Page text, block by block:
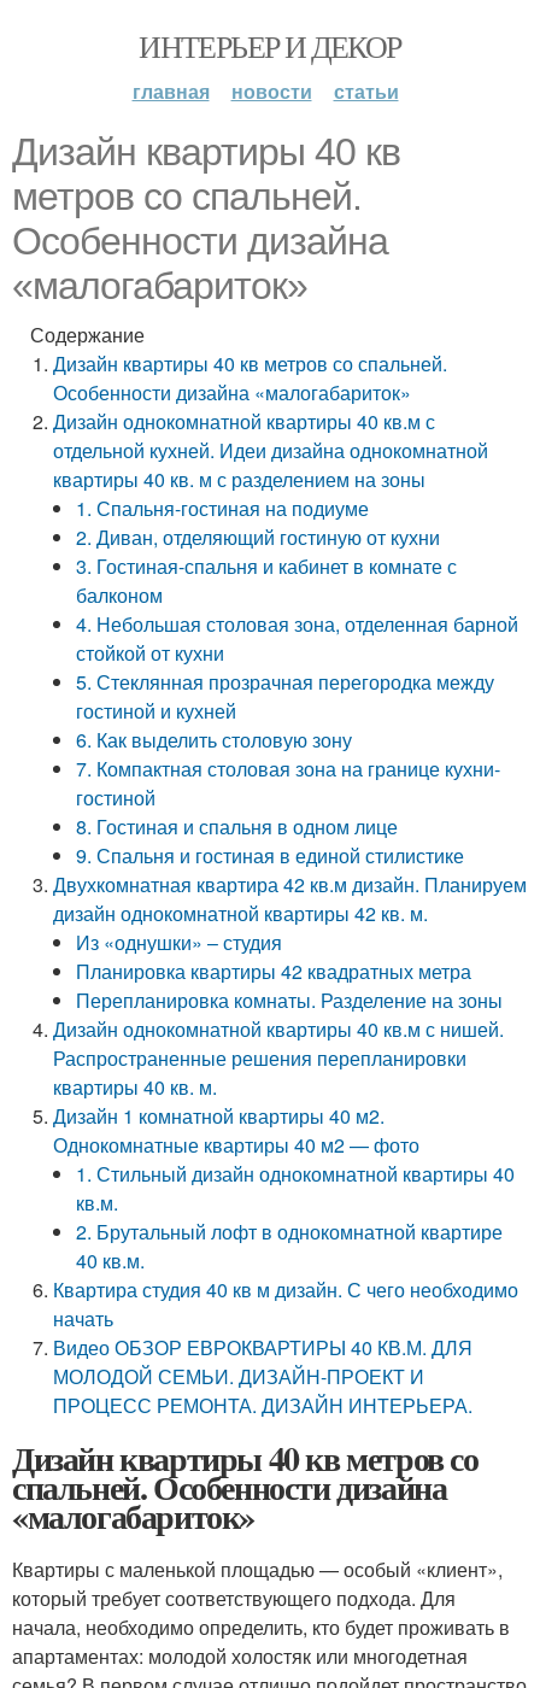
ИНТЕРЬЕР И ДЕКОР
главная новости статьи
Дизайн квартиры 40 кв
метров со спальней.
Особенности дизайна
«малогабариток»
Содержание
Дизайн квартиры 40 кв метров со спальней.
Особенности дизайна «малогабариток»
Дизайн однокомнатной квартиры 40 кв.м с
отдельной кухней. Идеи дизайна однокомнатной
квартиры 40 кв. м с разделением на зоны
1. Спальня-гостиная на подиуме
2. Диван, отделяющий гостиную от кухни
3. Гостиная-спальня и кабинет в комнате с
балконом
4. Небольшая столовая зона, отделенная барной
стойкой от кухни
5. Стеклянная прозрачная перегородка между
гостиной и кухней
6. Как выделить столовую зону
7. Компактная столовая зона на границе кухни-
гостиной
8. Гостиная и спальня в одном лице
9. Спальня и гостиная в единой стилистике
Двухкомнатная квартира 42 кв.м дизайн. Планируем
дизайн однокомнатной квартиры 42 кв. м.
Из «однушки» – студия
Планировка квартиры 42 квадратных метра
Перепланировка комнаты. Разделение на зоны
Дизайн однокомнатной квартиры 40 кв.м с нишей.
Распространенные решения перепланировки
квартиры 40 кв. м.
Дизайн 1 комнатной квартиры 40 м2.
Однокомнатные квартиры 40 м2 — фото
1. Стильный дизайн однокомнатной квартиры 40
кв.м.
2. Брутальный лофт в однокомнатной квартире
40 кв.м.
Квартира студия 40 кв м дизайн. С чего необходимо
начать
Видео ОБЗОР ЕВРОКВАРТИРЫ 40 КВ.М. ДЛЯ
МОЛОДОЙ СЕМЬИ. ДИЗАЙН-ПРОЕКТ И
ПРОЦЕСС РЕМОНТА. ДИЗАЙН ИНТЕРЬЕРА.
Дизайн квартиры 40 кв метров со
спальней. Особенности дизайна
«малогабариток»
Квартиры с маленькой площадью — особый «клиент»,
который требует соответствующего подхода. Для
начала, необходимо определить, кто будет проживать в
апартаментах: молодой холостяк или многодетная